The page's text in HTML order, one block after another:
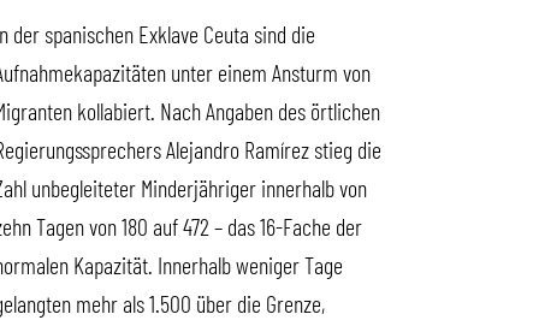
der spanischen Exklave Ceuta sind die
unter einem Ansturm von
kollabiert. Nach Angaben des örtlichen
Alejandro Ramírez stieg die
unbegleiteter Minderjähriger innerhalb von
Tagen von 180 auf 472 – das 16-Fache der
Kapazität. Innerhalb weniger Tage
mehr als 1.500 über die Grenze,